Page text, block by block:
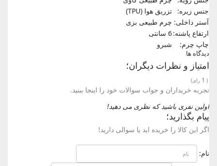
جنس زیره:
تزریق هوا (TPU)
آستر داخلی: چرم طبیعی بزی
ارتفاع پاشنه:6 سانتی
چاپ چرم:
شبرو
دیدگاه ها
امتیاز و نظرات دیگران؛
(
1 رای)
تجربه خریداران و جواب سوالات خود را اینجا ببنید.
اولین نفری باشید که نظری می دهید!
پیام بگذارید؛
اگر این کالا را خریده اید یا سوالی دارید!
نام: